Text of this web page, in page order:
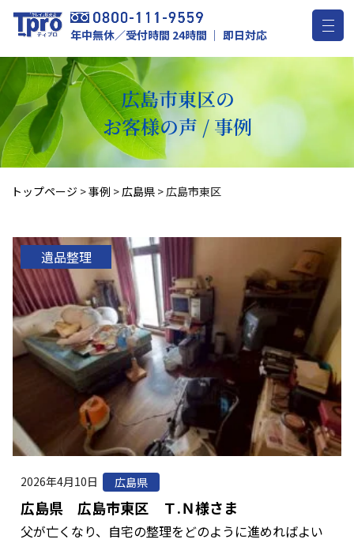
年中無休／受付時間 24時間 ｜ 即日対応
広島市東区の
お客様の声 / 事例
トップページ >事例 >広島県 >広島市東区
遺品整理
2026年4月10日 広島県
広島県 広島市東区 Ｔ.Ｎ様さま
父が亡くなり、自宅の整理をどのように進めればよい